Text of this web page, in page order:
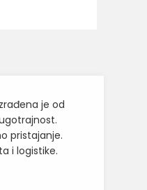
je od
pristajanje.
i logistike.